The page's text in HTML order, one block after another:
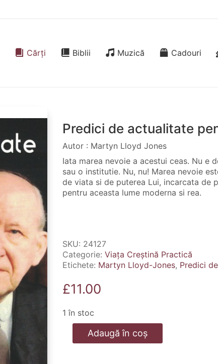
Cărți Biblii Muzică Cadouri
Predici de actualitate
Autor : Martyn Lloyd Jones
Iata marea nevoie a acestui ceas. Nu e
sau o institutie. Nu, nu! Marea nevoie
de viata si de puterea Lui, incarcata de
pentru aceasta lume moderna si rea.
SKU: 24127
Categorie: Viața Creștină Practică
Etichete: Martyn Lloyd-Jones, Predici
£11.00
1 în stoc
Cantitate
Adaugă în coș